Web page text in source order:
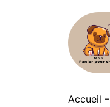
Accueil –